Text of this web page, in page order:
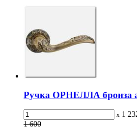
Ручка ОРНЕЛЛА бронза
x 1
1 600